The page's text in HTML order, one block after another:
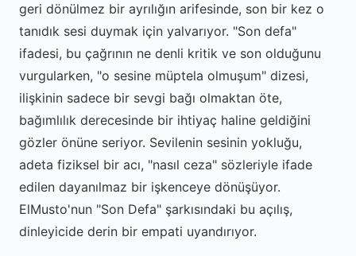
geri dönülmez bir ayrılığın arifesinde, son bir kez o
tanıdık sesi duymak için yalvarıyor. "Son defa"
ifadesi, bu çağrının ne denli kritik ve son olduğunu
vurgularken, "o sesine müptela olmuşum" dizesi,
ilişkinin sadece bir sevgi bağı olmaktan öte,
bağımlılık derecesinde bir ihtiyaç haline geldiğini
gözler önüne seriyor. Sevilenin sesinin yokluğu,
adeta fiziksel bir acı, "nasıl ceza" sözleriyle ifade
edilen dayanılmaz bir işkenceye dönüşüyor.
ElMusto'nun "Son Defa" şarkısındaki bu açılış,
dinleyicide derin bir empati uyandırıyor.